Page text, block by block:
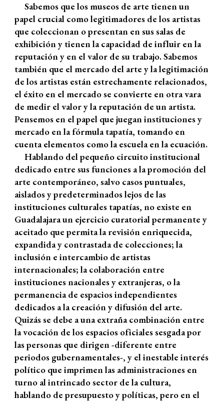
Sabemos que los museos de arte tienen un
papel crucial como legitimadores de los artistas
que coleccionan o presentan en sus salas de
exhibición y tienen la capacidad de influir en la
reputación y en el valor de su trabajo. Sabemos
también que el mercado del arte y la legitimación
de los artistas están estrechamente relacionados,
el éxito en el mercado se convierte en otra vara
de medir el valor y la reputación de un artista.
Pensemos en el papel que juegan instituciones y
mercado en la fórmula tapatía, tomando en
cuenta elementos como la escuela en la ecuación.
Hablando del pequeño circuito institucional
dedicado entre sus funciones a la promoción del
arte contemporáneo, salvo casos puntuales,
aislados y predeterminados lejos de las
instituciones culturales tapatías, no existe en
Guadalajara un ejercicio curatorial permanente y
aceitado que permita la revisión enriquecida,
expandida y contrastada de colecciones; la
inclusión e intercambio de artistas
internacionales; la colaboración entre
instituciones nacionales y extranjeras, o la
permanencia de espacios independientes
dedicados a la creación y difusión del arte.
Quizás se debe a una extraña combinación entre
la vocación de los espacios oficiales sesgada por
las personas que dirigen -diferente entre
periodos gubernamentales-, y el inestable interés
político que imprimen las administraciones en
turno al intrincado sector de la cultura,
hablando de presupuesto y políticas, pero en el